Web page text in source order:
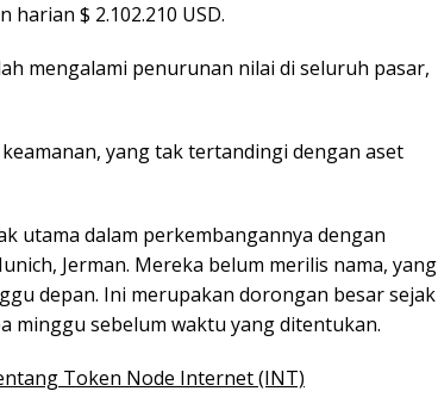
harian $ 2.102.210 USD.
mengalami penurunan nilai di seluruh pasar,
yang tak tertandingi dengan aset
utama dalam perkembangannya dengan
Jerman. Mereka belum merilis nama, yang
depan. Ini merupakan dorongan besar sejak
minggu sebelum waktu yang ditentukan.
Token Node Internet (INT)